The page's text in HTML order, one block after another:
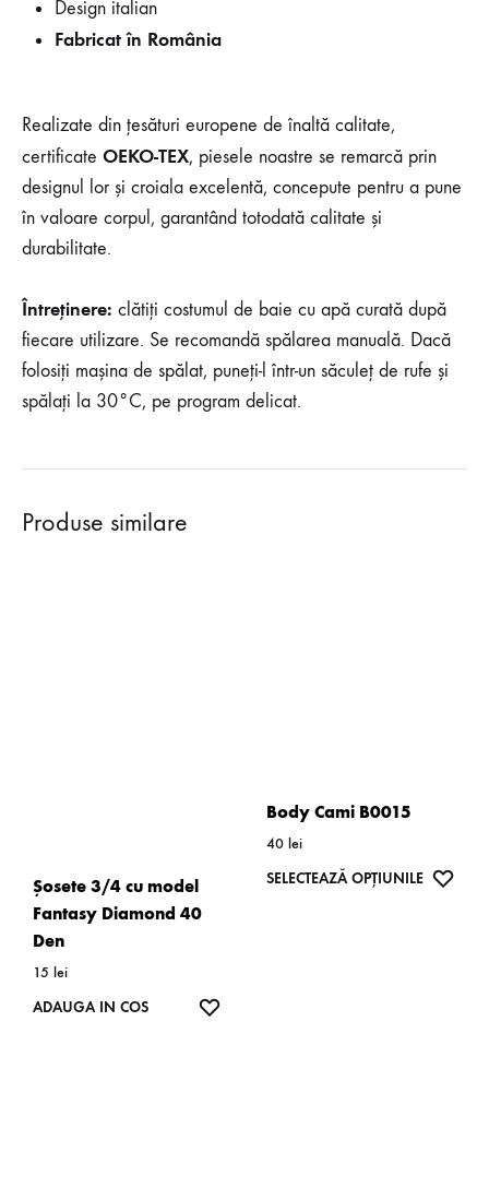
Design italian
Fabricat în România
Realizate din țesături europene de înaltă calitate,
certificate OEKO-TEX, piesele noastre se remarcă prin
designul lor și croiala excelentă, concepute pentru a pune
în valoare corpul, garantând totodată calitate și
durabilitate.
Întreținere: clătiți costumul de baie cu apă curată după
fiecare utilizare. Se recomandă spălarea manuală. Dacă
folosiți mașina de spălat, puneți-l într-un săculeț de rufe și
spălați la 30°C, pe program delicat.
Produse similare
Șosete 3/4 cu model
Fantasy Diamond 40
Den
15 lei
ADAUGA IN COS
Body Cami B0015
40 lei
SELECTEAZĂ OPȚIUNILEAcest